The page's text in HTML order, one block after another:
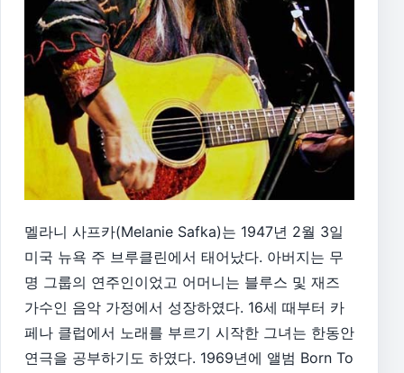
멜라니 사프카(Melanie Safka)는 1947년 2월 3일
미국 뉴욕 주 브루클린에서 태어났다. 아버지는 무
명 그룹의 연주인이었고 어머니는 블루스 및 재즈
가수인 음악 가정에서 성장하였다. 16세 때부터 카
페나 클럽에서 노래를 부르기 시작한 그녀는 한동안
연극을 공부하기도 하였다. 1969년에 앨범 Born To